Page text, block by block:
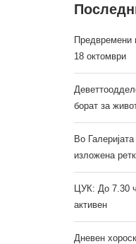
Предвремени
18 октомври
борат за
Во
изложена
ЦУК: До 7.30
активен
Дневен